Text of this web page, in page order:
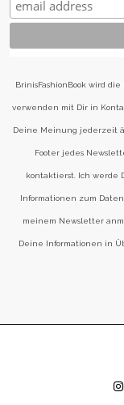
BrinisFashionBook wird
verwenden mit Dir in
Deine Meinung jederzeit
Footer jedes
kontaktierst. Ich werde
Informationen zum
meinem Newsletter
Deine Informationen in